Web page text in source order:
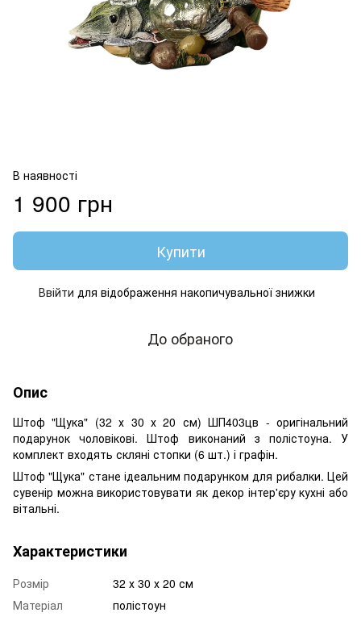
В наявності
1 900 грн
Купити
Ввійти для відображення накопичувальної знижки
До обраного
Опис
Штоф "Щука" (32 х 30 х 20 см) ШП403цв - оригінальний
подарунок чоловікові. Штоф виконаний з полістоуна. У
комплект входять скляні стопки (6 шт.) і графін.
Штоф "Щука" стане ідеальним подарунком для рибалки. Цей
сувенір можна використовувати як декор інтер'єру кухні або
вітальні.
Характеристики
Розмір
32 х 30 х 20 см
Матеріал
полістоун